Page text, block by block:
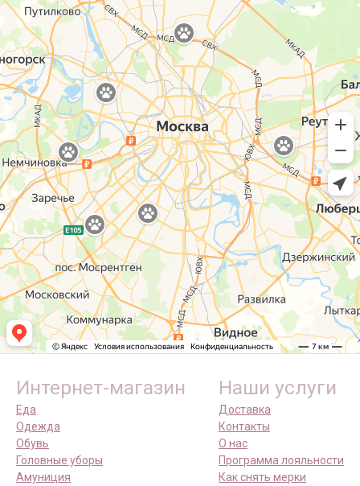
Интернет-магазин
Еда
Одежда
Обувь
Головные уборы
Амуниция
Наши услуги
Доставка
Контакты
О нас
Программа лояльности
Как снять мерки